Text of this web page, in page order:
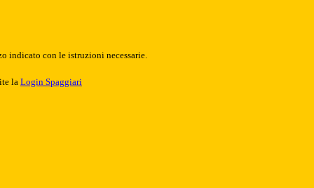
indicato con le istruzioni necessarie.
la Login Spaggiari